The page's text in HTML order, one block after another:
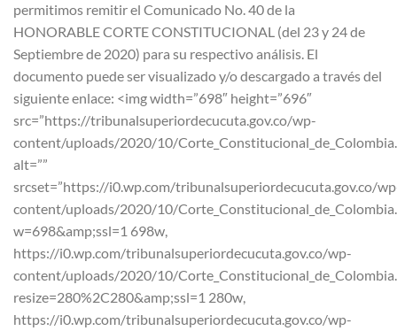
permitimos remitir el Comunicado No. 40 de la
HONORABLE CORTE CONSTITUCIONAL (del 23 y 24 de
Septiembre de 2020) para su respectivo análisis. El
documento puede ser visualizado y/o descargado a través del
siguiente enlace: <img width=”698″ height=”696″
src=”https://tribunalsuperiordecucuta.gov.co/wp-
content/uploads/2020/10/
alt=””
srcset=”https://i0.wp.com/tribunalsuperiordecucuta.gov.co/
content/uploads/2020/10/
w=698&amp;ssl=1 698w,
https://i0.wp.com/tribunalsuperiordecucuta.gov.co/wp-
content/uploads/2020/10/
resize=280%2C280&amp;ssl=1 280w,
https://i0.wp.com/tribunalsuperiordecucuta.gov.co/wp-